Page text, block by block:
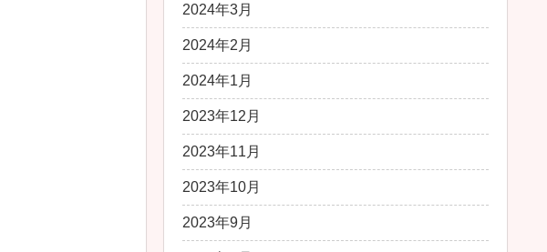
2024年3月
2024年2月
2024年1月
2023年12月
2023年11月
2023年10月
2023年9月